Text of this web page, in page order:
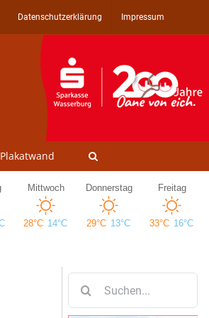
Datenschutzerklärung Impressum
Plakatwand
nach: